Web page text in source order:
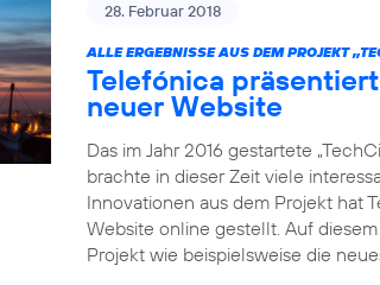
28. Februar 2018
ALLE ERGEBNISSE AUS DEM PROJEKT
Telefónica
neuer Website
Das im Jahr 2016 gestartete
brachte in dieser Zeit viele
Innovationen aus dem Projekt hat
Website online gestellt. Auf
Projekt wie beispielsweise die